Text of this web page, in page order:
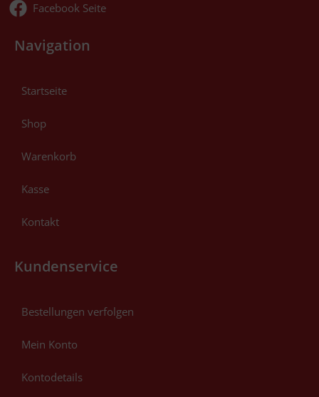
Facebook Seite
Navigation
Startseite
Shop
Warenkorb
Kasse
Kontakt
Kundenservice
Bestellungen verfolgen
Mein Konto
Kontodetails